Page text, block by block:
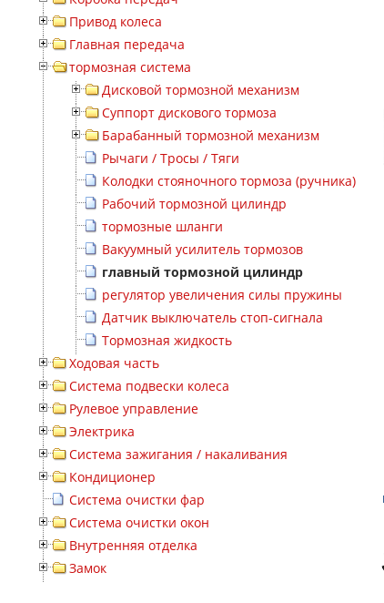
Привод колеса
Главная передача
тормозная система
Дисковой тормозной механизм
Суппорт дискового тормоза
Барабанный тормозной механизм
Рычаги / Тросы / Тяги
Колодки стояночного тормоза (ручника)
Рабочий тормозной цилиндр
тормозные шланги
Вакуумный усилитель тормозов
главный тормозной цилиндр
регулятор увеличения силы пружины
Датчик выключатель стоп-сигнала
Тормозная жидкость
Ходовая часть
Система подвески колеса
Рулевое управление
Электрика
Система зажигания / накаливания
Кондиционер
Система очистки фар
Система очистки окон
Внутренняя отделка
Замок